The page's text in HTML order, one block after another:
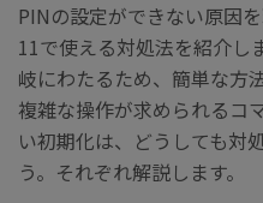
PINの設定ができない原因
11で使える対処法を紹介し
岐にわたるため、簡単な方
複雑な操作が求められるコ
い初期化は、どうしても対
う。それぞれ解説します。